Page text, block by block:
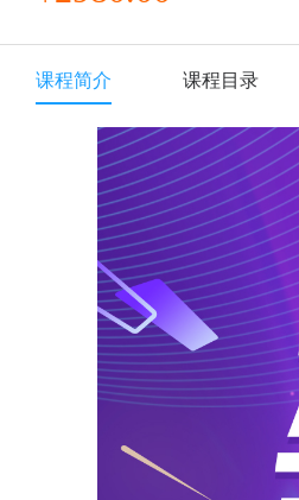
课程简介 课程目录